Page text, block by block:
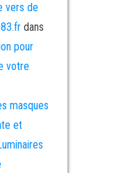
vers de
dans
pour
votre
masques
et